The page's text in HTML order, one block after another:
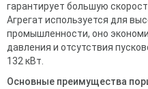
гарантирует большую
Агрегат используется для
промышленности, оно
давления и отсутствия
132 кВт.
Основные преимущества